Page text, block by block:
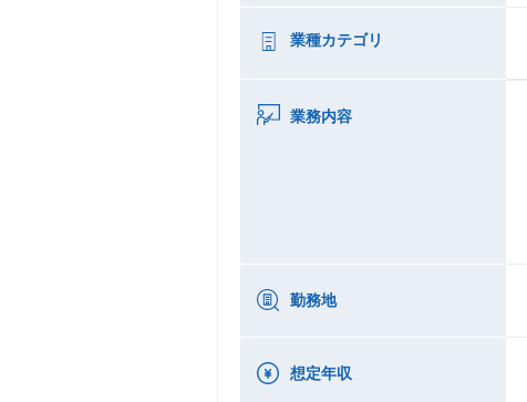
業種カテゴリ
業務内容
勤務地
想定年収